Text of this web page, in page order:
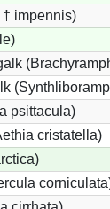
impennis)
psittacula)
cristatella)